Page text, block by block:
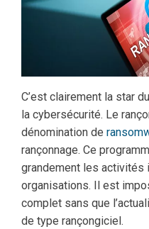
C’est clairement la star
la cybersécurité. Le
dénomination de
rançonnage. Ce
grandement les activités
organisations. Il est
complet sans que
de type rançongiciel.